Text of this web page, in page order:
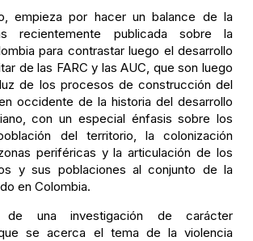
empieza por hacer un balance de la
recientemente publicada sobre la
para contrastar luego el desarrollo
de las FARC y las AUC, que son luego
de los procesos de construcción del
occidente de la historia del desarrollo
con un especial énfasis sobre los
del territorio, la colonización
periféricas y la articulación de los
y sus poblaciones al conjunto de la
en Colombia.
una investigación de carácter
se acerca el tema de la violencia